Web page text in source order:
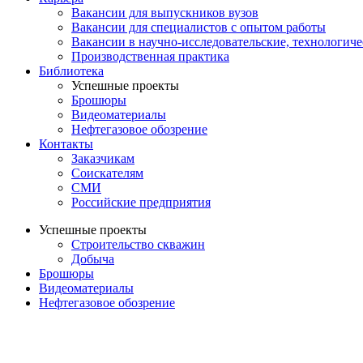
Вакансии для выпускников вузов
Вакансии для специалистов с опытом работы
Вакансии в научно-исследовательские,
Производственная практика
Библиотека
Успешные проекты
Брошюры
Видеоматериалы
Нефтегазовое обозрение
Контакты
Заказчикам
Соискателям
СМИ
Российские предприятия
Успешные проекты
Строительство скважин
Добыча
Брошюры
Видеоматериалы
Нефтегазовое обозрение